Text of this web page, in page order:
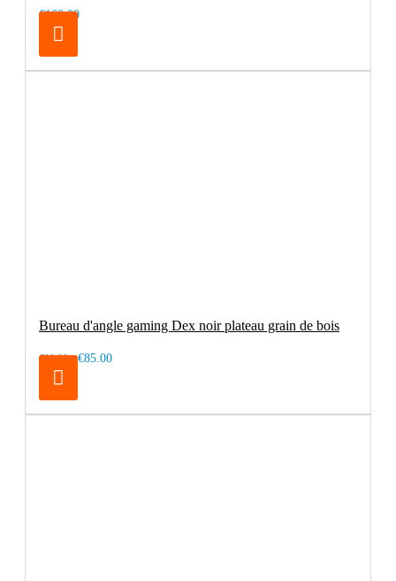
€169.00
Bureau d'angle gaming Dex noir plateau grain de bois
€99.00 €85.00